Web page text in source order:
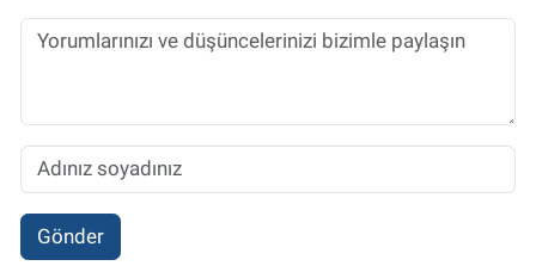
Gönder